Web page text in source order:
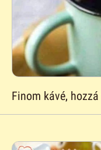
Finom kávé,